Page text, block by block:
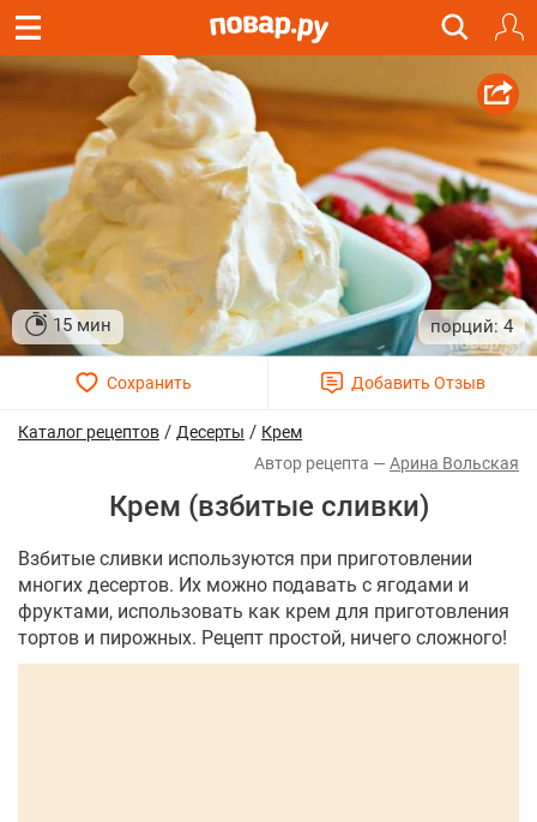
15 мин 4
Каталог рецептов / Десерты / Крем
Арина Вольская
Крем (взбитые сливки)
Взбитые сливки используются при приготовлении
многих десертов. Их можно подавать с ягодами и
фруктами, использовать как крем для приготовления
тортов и пирожных. Рецепт простой, ничего сложного!